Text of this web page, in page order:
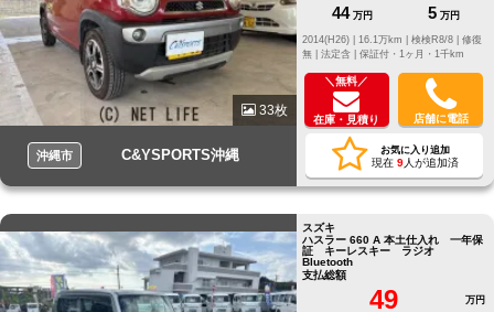
33枚
沖縄市 C&YSPORTS沖縄
44 万円 5 万円
修復
無 | 法定含 | 保証付・1ヶ月・1千km
＼無料／
在庫・見積り 店舗に電話
お気に入り追加
現在 9人が追加済
スズキ
ハスラー 660 A 本土仕入れ 一年保
証 キーレスキー ラジオ
Bluetooth
支払総額
49 万円